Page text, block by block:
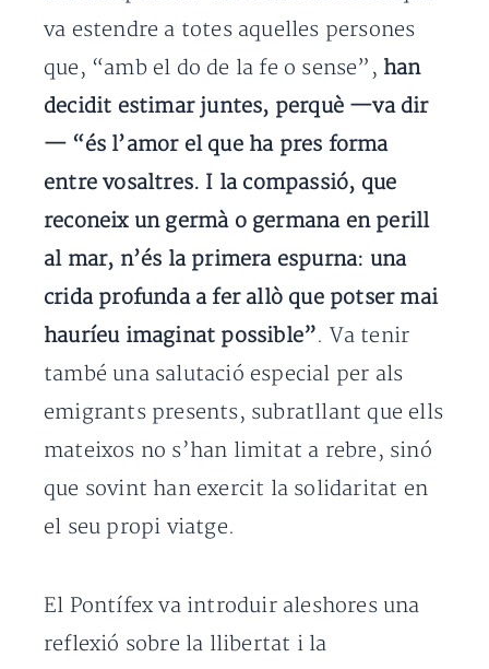
va estendre a totes aquelles persones
que, “amb el do de la fe o sense”, han
decidit estimar juntes, perquè —va dir
— “és l’amor el que ha pres forma
entre vosaltres. I la compassió, que
reconeix un germà o germana en perill
al mar, n’és la primera espurna: una
crida profunda a fer allò que potser mai
hauríeu imaginat possible”. Va tenir
també una salutació especial per als
emigrants presents, subratllant que ells
mateixos no s’han limitat a rebre, sinó
que sovint han exercit la solidaritat en
el seu propi viatge.
El Pontífex va introduir aleshores una
reflexió sobre la llibertat i la